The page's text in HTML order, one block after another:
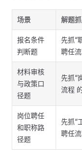
场景 解题
报名条件
判断题
先抓“
聘任
材料审核
与政策口
径题
先抓“
流程
岗位聘任
和职称路
径题
先抓“
聘任